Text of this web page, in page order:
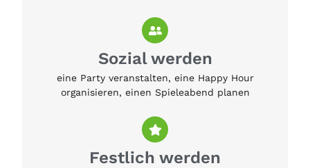
Sozial werden
eine Party veranstalten, eine Happy Hour
organisieren, einen Spieleabend planen
Festlich werden